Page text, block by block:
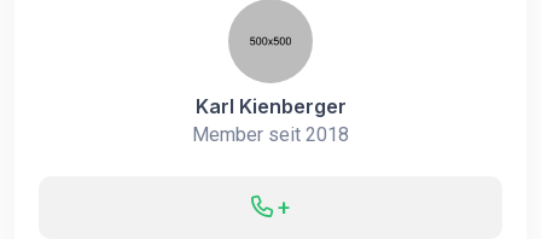
Karl Kienberger
Member seit 2018
+